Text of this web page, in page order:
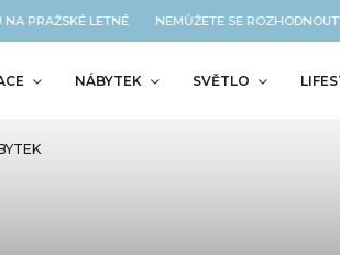
PRAŽSKÉ LETNÉ NEMŮŽETE SE ROZHODNOUT?
NÁBYTEK SVĚTLO